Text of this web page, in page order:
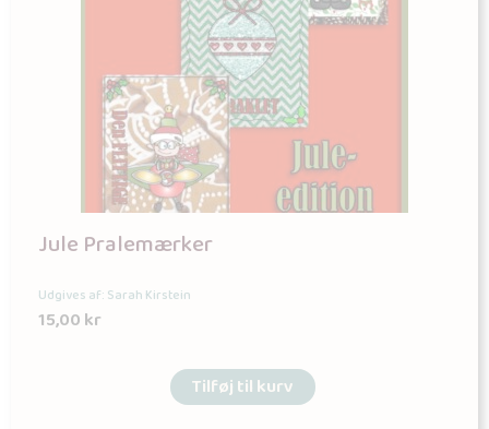
Jule Pralemærker
Udgives af: Sarah Kirstein
15,00kr
Tilføj til kurv